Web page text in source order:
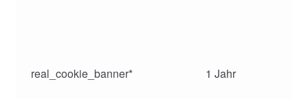
real_cookie_banner* 1 Jahr